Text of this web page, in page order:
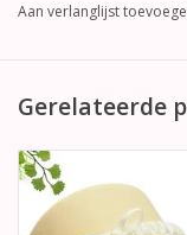
Aan verlanglijst
Gerelateerde